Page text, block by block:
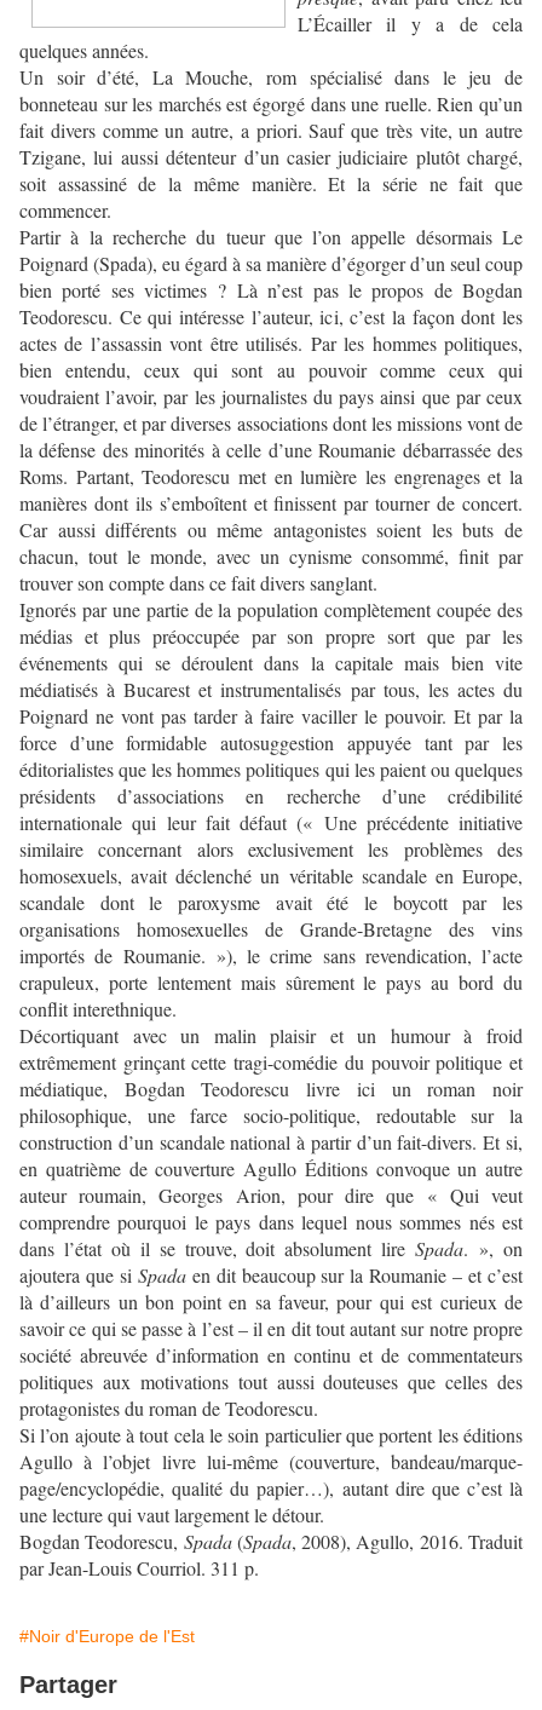
L’Écailler il y a de cela
quelques années.
Un soir d’été, La Mouche, rom spécialisé dans le jeu de
bonneteau sur les marchés est égorgé dans une ruelle. Rien qu’un
fait divers comme un autre, a priori. Sauf que très vite, un autre
Tzigane, lui aussi détenteur d’un casier judiciaire plutôt chargé,
soit assassiné de la même manière. Et la série ne fait que
commencer.
Partir à la recherche du tueur que l’on appelle désormais Le
Poignard (Spada), eu égard à sa manière d’égorger d’un seul coup
bien porté ses victimes ? Là n’est pas le propos de Bogdan
Teodorescu. Ce qui intéresse l’auteur, ici, c’est la façon dont les
actes de l’assassin vont être utilisés. Par les hommes politiques,
bien entendu, ceux qui sont au pouvoir comme ceux qui
voudraient l’avoir, par les journalistes du pays ainsi que par ceux
de l’étranger, et par diverses associations dont les missions vont de
la défense des minorités à celle d’une Roumanie débarrassée des
Roms. Partant, Teodorescu met en lumière les engrenages et la
manières dont ils s’emboîtent et finissent par tourner de concert.
Car aussi différents ou même antagonistes soient les buts de
chacun, tout le monde, avec un cynisme consommé, finit par
trouver son compte dans ce fait divers sanglant.
Ignorés par une partie de la population complètement coupée des
médias et plus préoccupée par son propre sort que par les
événements qui se déroulent dans la capitale mais bien vite
médiatisés à Bucarest et instrumentalisés par tous, les actes du
Poignard ne vont pas tarder à faire vaciller le pouvoir. Et par la
force d’une formidable autosuggestion appuyée tant par les
éditorialistes que les hommes politiques qui les paient ou quelques
présidents d’associations en recherche d’une crédibilité
internationale qui leur fait défaut (« Une précédente initiative
similaire concernant alors exclusivement les problèmes des
homosexuels, avait déclenché un véritable scandale en Europe,
scandale dont le paroxysme avait été le boycott par les
organisations homosexuelles de Grande-Bretagne des vins
importés de Roumanie. »), le crime sans revendication, l’acte
crapuleux, porte lentement mais sûrement le pays au bord du
conflit interethnique.
Décortiquant avec un malin plaisir et un humour à froid
extrêmement grinçant cette tragi-comédie du pouvoir politique et
médiatique, Bogdan Teodorescu livre ici un roman noir
philosophique, une farce socio-politique, redoutable sur la
construction d’un scandale national à partir d’un fait-divers. Et si,
en quatrième de couverture Agullo Éditions convoque un autre
auteur roumain, Georges Arion, pour dire que « Qui veut
comprendre pourquoi le pays dans lequel nous sommes nés est
dans l’état où il se trouve, doit absolument lireSpada. », on
ajoutera que si Spadaen dit beaucoup sur la Roumanie – et c’est
là d’ailleurs un bon point en sa faveur, pour qui est curieux de
savoir ce qui se passe à l’est – il en dit tout autant sur notre propre
société abreuvée d’information en continu et de commentateurs
politiques aux motivations tout aussi douteuses que celles des
protagonistes du roman de Teodorescu.
Si l’on ajoute à tout cela le soin particulier que portent les éditions
Agullo à l’objet livre lui-même (couverture, bandeau/marque-
page/encyclopédie, qualité du papier…), autant dire que c’est là
une lecture qui vaut largement le détour.
Bogdan Teodorescu, Spada(Spada, 2008), Agullo, 2016. Traduit
par Jean-Louis Courriol. 311 p.
#Noir d'Europe de l'Est
Partager